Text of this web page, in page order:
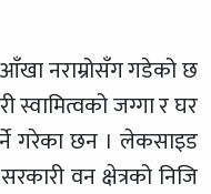
नराम्रोसँग गडेको छ
स्वामित्वको जग्गा र घर
गरेका छन । लेकसाइड
वन क्षेत्रको निजि